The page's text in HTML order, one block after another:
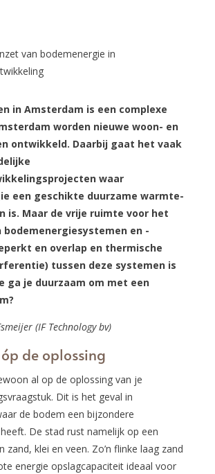
van bodemenergie in
in Amsterdam is een complexe
worden nieuwe woon- en
ontwikkeld. Daarbij gaat het vaak
waar
een geschikte duurzame warmte-
is. Maar de vrije ruimte voor het
bodemenergiesystemen en -
en overlap en thermische
tussen deze systemen is
ga je duurzaam om met een
(IF Technology bv)
de oplossing
al op de oplossing van je
Dit is het geval in
de bodem een bijzondere
De stad rust namelijk op een
zand, klei en veen. Zo’n flinke laag zand
energie opslagcapaciteit ideaal voor